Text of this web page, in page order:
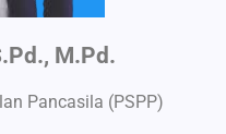
M.Pd.
Pancasila (PSPP)